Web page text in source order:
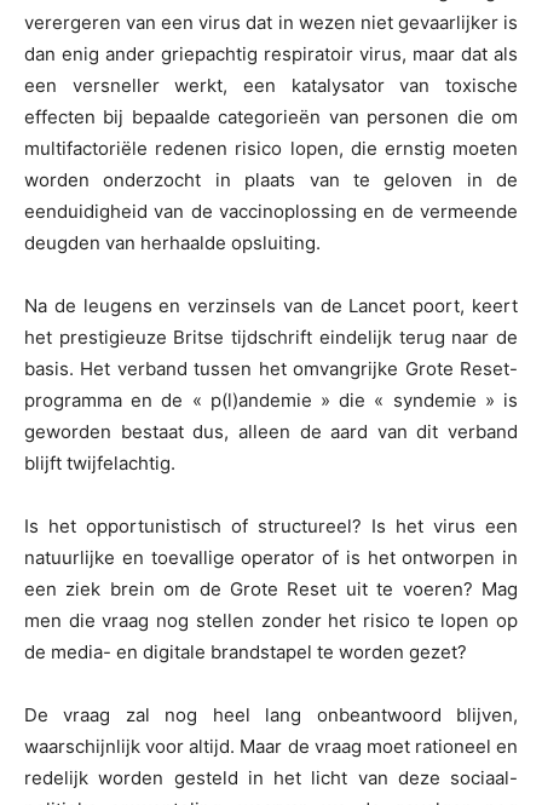
verergeren van een virus dat in wezen niet gevaarlijker is
dan enig ander griepachtig respiratoir virus, maar dat als
een versneller werkt, een katalysator van toxische
effecten bij bepaalde categorieën van personen die om
multifactoriële redenen risico lopen, die ernstig moeten
worden onderzocht in plaats van te geloven in de
eenduidigheid van de vaccinoplossing en de vermeende
deugden van herhaalde opsluiting.
Na de leugens en verzinsels van de Lancet poort, keert
het prestigieuze Britse tijdschrift eindelijk terug naar de
basis. Het verband tussen het omvangrijke Grote Reset-
programma en de « p(l)andemie » die « syndemie » is
geworden bestaat dus, alleen de aard van dit verband
blijft twijfelachtig.
Is het opportunistisch of structureel? Is het virus een
natuurlijke en toevallige operator of is het ontworpen in
een ziek brein om de Grote Reset uit te voeren? Mag
men die vraag nog stellen zonder het risico te lopen op
de media- en digitale brandstapel te worden gezet?
De vraag zal nog heel lang onbeantwoord blijven,
waarschijnlijk voor altijd. Maar de vraag moet rationeel en
redelijk worden gesteld in het licht van deze sociaal-